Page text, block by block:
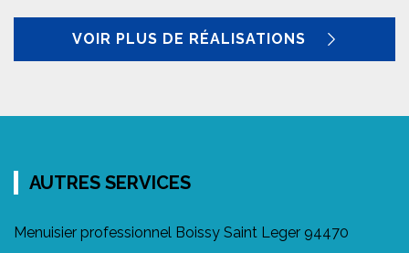
VOIR PLUS DE RÉALISATIONS
AUTRES SERVICES
Menuisier professionnel Boissy Saint Leger 94470